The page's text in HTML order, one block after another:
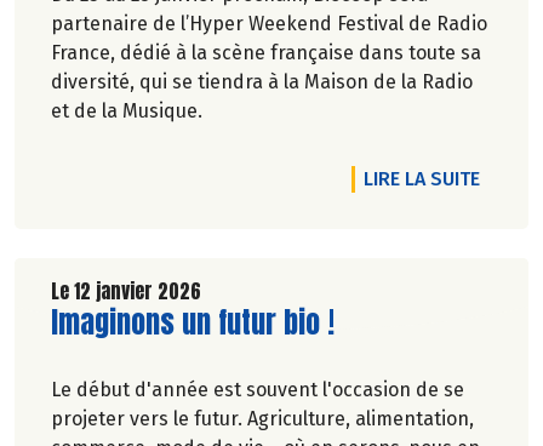
partenaire de l’Hyper Weekend Festival de Radio
France, dédié à la scène française dans toute sa
diversité, qui se tiendra à la Maison de la Radio
et de la Musique.
LIRE LA SUITEDE
Le 12 janvier 2026
Lire la suite de l'article
Imaginons un futur bio !
Le début d'année est souvent l'occasion de se
projeter vers le futur. Agriculture, alimentation,